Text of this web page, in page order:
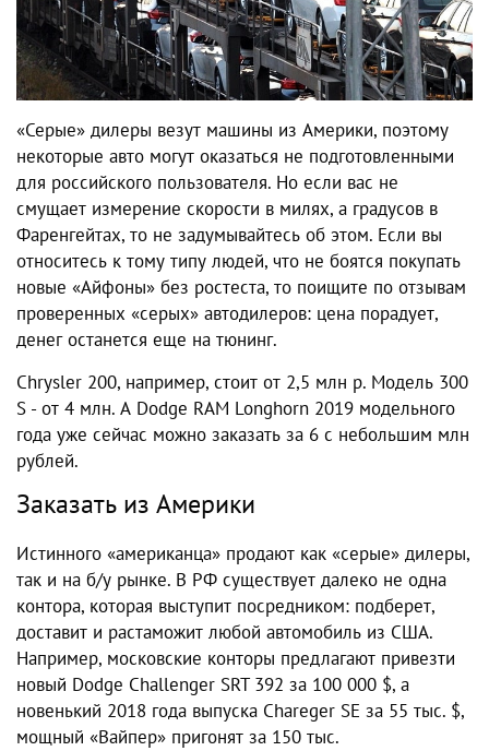
«Серые» дилеры везут машины из Америки, поэтому
некоторые авто могут оказаться не подготовленными
для российского пользователя. Но если вас не
смущает измерение скорости в милях, а градусов в
Фаренгейтах, то не задумывайтесь об этом. Если вы
относитесь к тому типу людей, что не боятся покупать
новые «Айфоны» без ростеста, то поищите по отзывам
проверенных «серых» автодилеров: цена порадует,
денег останется еще на тюнинг.
Chrysler 200, например, стоит от 2,5 млн р. Модель 300
S - от 4 млн. А Dodge RAM Longhorn 2019 модельного
года уже сейчас можно заказать за 6 с небольшим млн
рублей.
Заказать из Америки
Истинного «американца» продают как «серые» дилеры,
так и на б/у рынке. В РФ существует далеко не одна
контора, которая выступит посредником: подберет,
доставит и растаможит любой автомобиль из США.
Например, московские конторы предлагают привезти
новый Dodge Challenger SRT 392 за 100 000 $, а
новенький 2018 года выпуска Chareger SE за 55 тыс. $,
мощный «Вайпер» пригонят за 150 тыс.